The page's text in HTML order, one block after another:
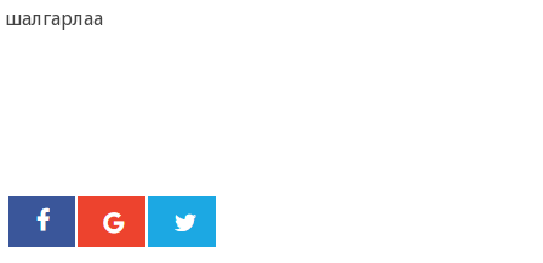
шалгарлаа